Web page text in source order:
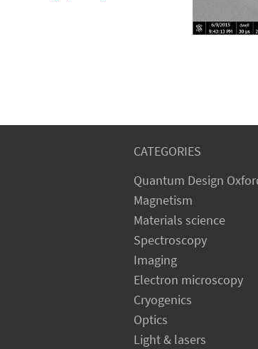
CATEGORIES
Quantum Design
Magnetism
Materials science
Spectroscopy
Imaging
Electron microscopy
Cryogenics
Optics
Light & lasers